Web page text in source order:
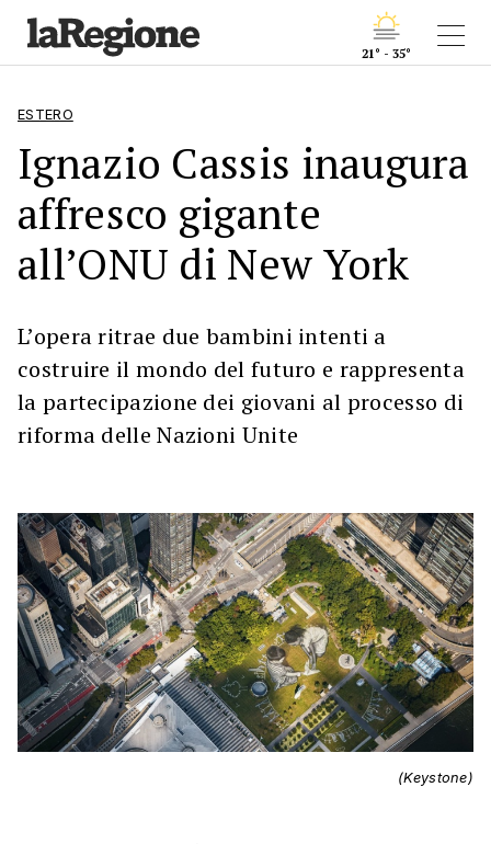
21° - 35°
ESTERO
Ignazio Cassis inaugura
affresco gigante
all’ONU di New York
L’opera ritrae due bambini intenti a
costruire il mondo del futuro e rappresenta
la partecipazione dei giovani al processo di
riforma delle Nazioni Unite
(Keystone)